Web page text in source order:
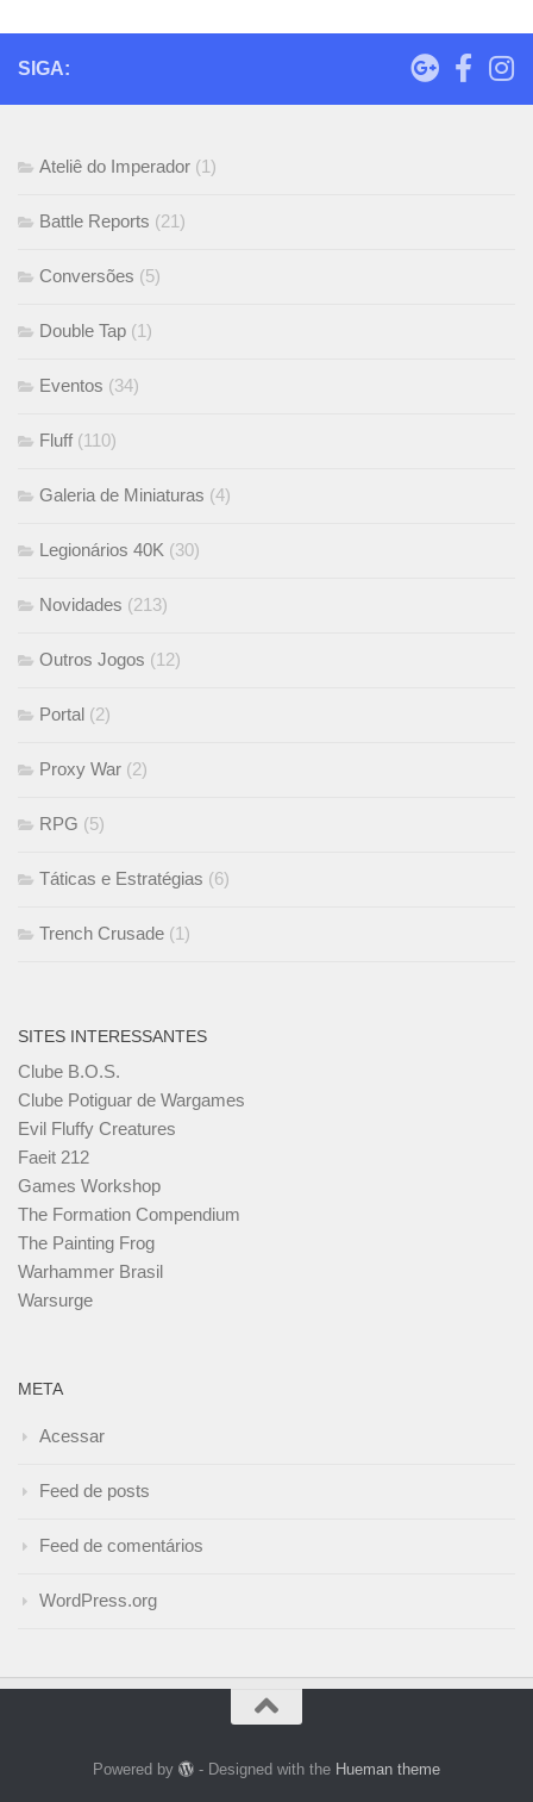
SIGA:
Ateliê do Imperador (1)
Battle Reports (21)
Conversões (5)
Double Tap (1)
Eventos (34)
Fluff (110)
Galeria de Miniaturas (4)
Legionários 40K (30)
Novidades (213)
Outros Jogos (12)
Portal (2)
Proxy War (2)
RPG (5)
Táticas e Estratégias (6)
Trench Crusade (1)
SITES INTERESSANTES
Clube B.O.S.
Clube Potiguar de Wargames
Evil Fluffy Creatures
Faeit 212
Games Workshop
The Formation Compendium
The Painting Frog
Warhammer Brasil
Warsurge
META
Acessar
Feed de posts
Feed de comentários
WordPress.org
Powered by - Designed with the Hueman theme